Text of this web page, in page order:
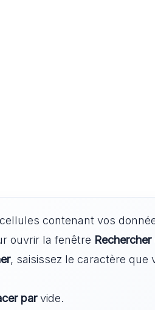
contenant vos
ouvrir la fenêtre
, saisissez le caractère que
parvide.